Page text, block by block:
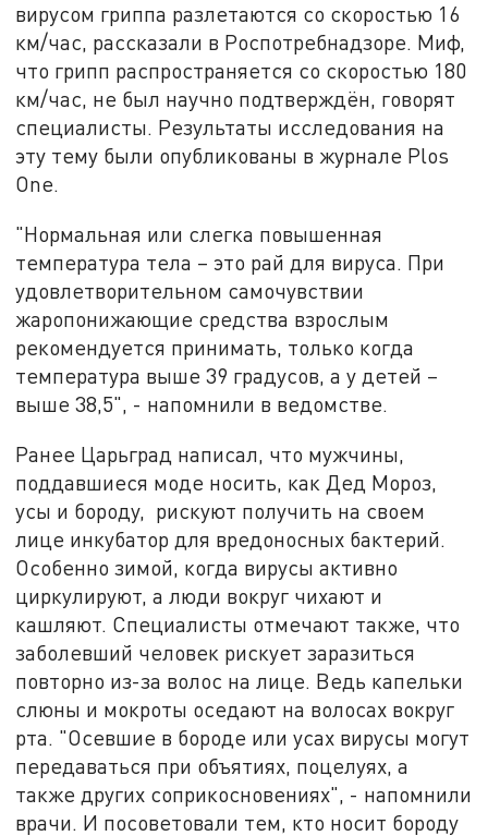
вирусом гриппа разлетаются со скоростью 16
км/час, рассказали в Роспотребнадзоре. Миф,
что грипп распространяется со скоростью 180
км/час, не был научно подтверждён, говорят
специалисты. Результаты исследования на
эту тему были опубликованы в журнале Plos
One.
"Нормальная или слегка повышенная
температура тела – это рай для вируса. При
удовлетворительном самочувствии
жаропонижающие средства взрослым
рекомендуется принимать, только когда
температура выше 39 градусов, а у детей –
выше 38,5", - напомнили в ведомстве.
Ранее Царьград написал, что мужчины,
поддавшиеся моде носить, как Дед Мороз,
усы и бороду, рискуют получить на своем
лице инкубатор для вредоносных бактерий.
Особенно зимой, когда вирусы активно
циркулируют, а люди вокруг чихают и
кашляют. Специалисты отмечают также, что
заболевший человек рискует заразиться
повторно из-за волос на лице. Ведь капельки
слюны и мокроты оседают на волосах вокруг
рта. "Осевшие в бороде или усах вирусы могут
передаваться при объятиях, поцелуях, а
также других соприкосновениях", - напомнили
врачи. И посоветовали тем, кто носит бороду